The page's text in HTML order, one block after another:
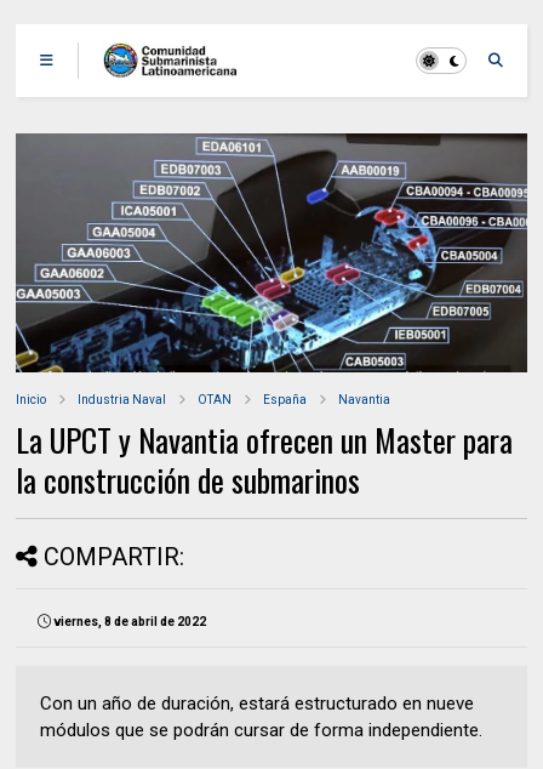
Inicio Industria Naval OTAN España Navantia
La UPCT y Navantia ofrecen un Master para
la construcción de submarinos
COMPARTIR:
viernes, 8 de abril de 2022
Con un año de duración, estará estructurado en nueve
módulos que se podrán cursar de forma independiente.